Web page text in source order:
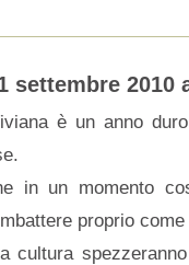
settembre 2010
è un anno
in un momento
proprio
cultura